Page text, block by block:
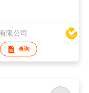
限公司
查询